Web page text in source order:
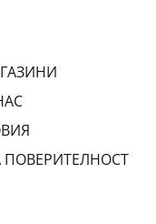
ПОВЕРИТЕЛНОСТ